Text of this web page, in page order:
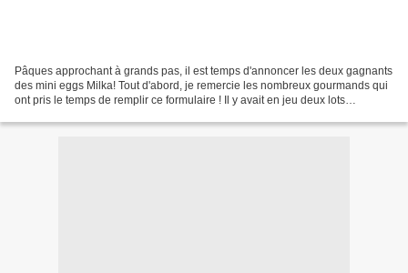
Pâques approchant à grands pas, il est temps d'annoncer les deux gagnants
des mini eggs Milka! Tout d'abord, je remercie les nombreux gourmands qui
ont pris le temps de remplir ce formulaire ! Il y avait en jeu deux lots